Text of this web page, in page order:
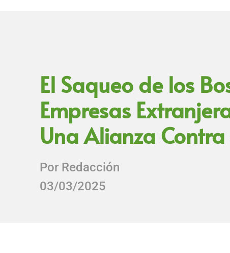
El Saqueo de los
Empresas
Una Alianza Contra
Por Redacción
03/03/2025